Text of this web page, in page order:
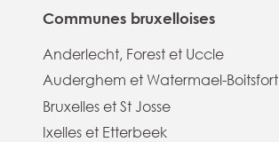
Communes bruxelloises
Anderlecht, Forest et Uccle
Auderghem et Watermael-Boitsfort
Bruxelles et St Josse
Ixelles et Etterbeek